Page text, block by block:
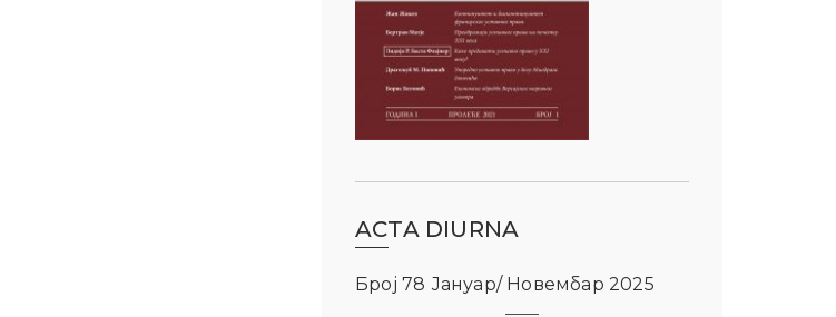
ACTA DIURNA
Број 78 Јануар/ Новембар 2025